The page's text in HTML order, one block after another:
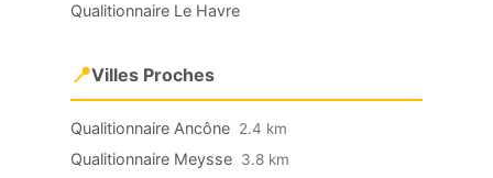
Qualitionnaire Le Havre
📍Villes Proches
Qualitionnaire Ancône 2.4 km
Qualitionnaire Meysse 3.8 km